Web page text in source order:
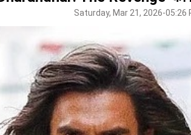
Saturday, Mar 21, 2026-05:26